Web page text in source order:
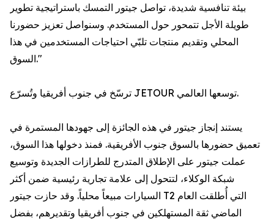
بيئة تنافسية شديدة، تواصل جيتور التمسك باستراتيجية تطوير
طويلة الأجل تتمحور حول المستخدم. وسنواصل تعزيز حضورنا
المحلي وتقديم منتجات تلبّي احتياجات المستخدمين في هذا
السوق."
ترسّخ في جنوب أفريقيا وتُسرّع JETOUR توسعها العالمي.
يستند إنجاز جيتور في هذه الجائزة إلى جهودها المستمرة في
تعميق حضورها بالسوق جنوب الأفريقية. فمنذ دخولها هذا السوق،
عملت جيتور على الإطلاق المتدرج للطرازات الجديدة وتوسيع
شبكة الوكلاء، لتتحول إلى علامة تجارية رئيسية ضمن أكثر
السيارات مبيعاً محلياً. وقد حازت جيتور T2 التي أُطلقت العام
الماضي ثقة المستهلكين في جنوب أفريقيا وتقديرهم، بفضل